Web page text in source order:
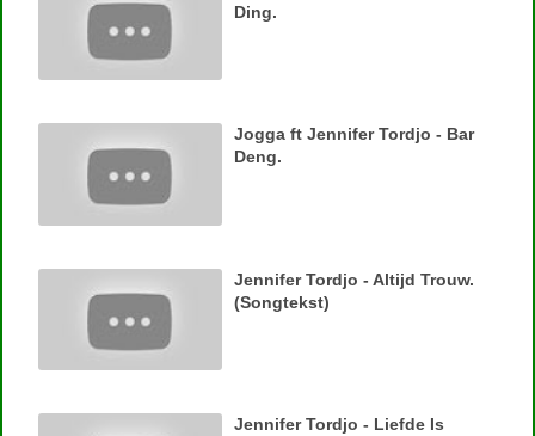
Ding.
Jogga ft Jennifer Tordjo - Bar
Deng.
Jennifer Tordjo - Altijd Trouw.
(Songtekst)
Jennifer Tordjo - Liefde Is